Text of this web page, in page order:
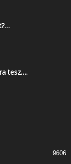
tesz….
9606